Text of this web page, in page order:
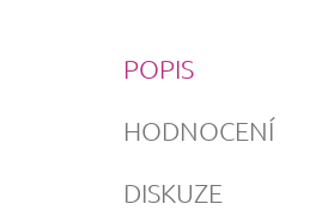
POPIS
HODNOCENÍ
DISKUZE